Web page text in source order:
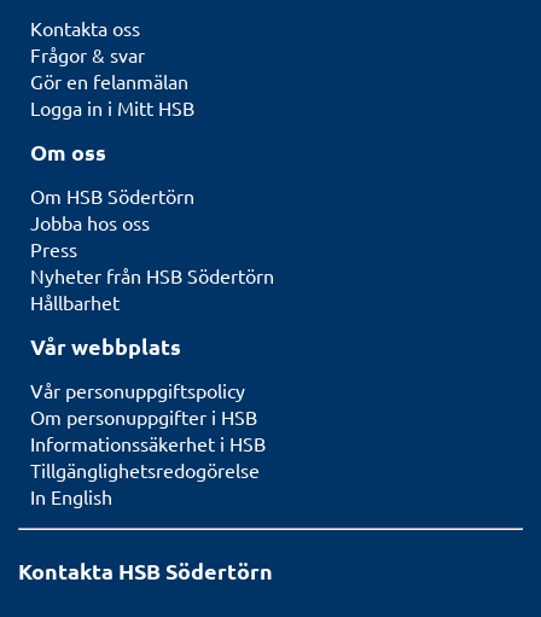
Kontakta oss
Frågor & svar
Gör en felanmälan
Logga in i Mitt HSB
Om oss
Om HSB Södertörn
Jobba hos oss
Press
Nyheter från HSB Södertörn
Hållbarhet
Vår webbplats
Vår personuppgiftspolicy
Om personuppgifter i HSB
Informationssäkerhet i HSB
Tillgänglighetsredogörelse
In English
Kontakta HSB Södertörn